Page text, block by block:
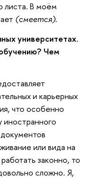
листа. В моём
(смеется).
университетах.
Чем
и карьерных
что особенно
иностранного
или вида на
законно, то
сложно. Я,